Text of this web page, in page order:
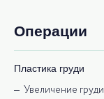
Операции
Пластика груди
Увеличение груди